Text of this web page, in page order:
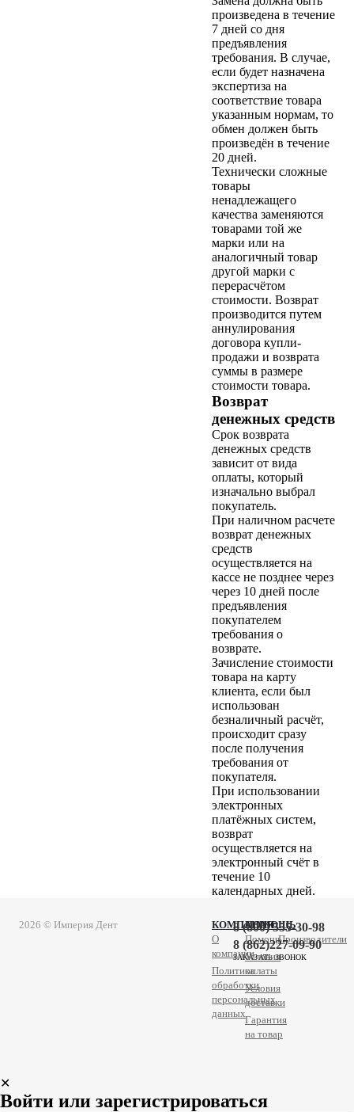
произведена в течение
7 дней со дня
предъявления
требования. В случае,
если будет назначена
экспертиза на
соответствие товара
указанным нормам, то
обмен должен быть
произведён в течение
20 дней.
Технически сложные
товары
ненадлежащего
качества заменяются
товарами той же
марки или на
аналогичный товар
другой марки с
перерасчётом
стоимости. Возврат
производится путем
аннулирования
договора купли-
продажи и возврата
суммы в размере
стоимости товара.
Возврат
денежных средств
Срок возврата
денежных средств
зависит от вида
оплаты, который
изначально выбрал
покупатель.
При наличном расчете
возврат денежных
средств
осуществляется на
кассе не позднее через
через 10 дней после
предъявления
покупателем
требования о
возврате.
Зачисление стоимости
товара на карту
клиента, если был
использован
безналичный расчёт,
происходит сразу
после получения
требования от
покупателя.
При использовании
электронных
платёжных систем,
возврат
осуществляется на
электронный счёт в
течение 10
календарных дней.
2026 © Империя Дент КОМПАНИЯ
ПОМОЩЬ
О
компании
Политика
обработки
персональных
данных
Помощь
Условия
оплаты
Условия
доставки
Гарантия
на товар
Производители
8 (800) 555-30-98
8 (862)227-09-90
ЗАКАЗАТЬ ЗВОНОК
✕
Войти или зарегистрироваться